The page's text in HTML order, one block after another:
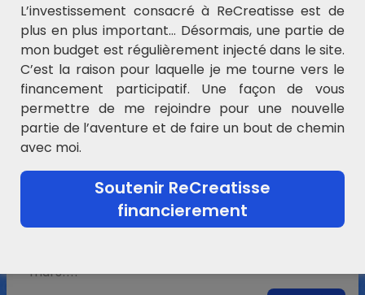
!! Chouette !!
Répondre
catcorrieu64dit :
30 novembre 2015 à 20 h 01 min
Mes élèves adorent!!!
dit :
9 décembre 2016 à 22 h 35 min
murs!!!!
L’investissement consacré à ReCreatisse est de
plus en plus important… Désormais, une partie de
mon budget est régulièrement injecté dans le site.
C’est la raison pour laquelle je me tourne vers le
financement participatif. Une façon de vous
permettre de me rejoindre pour une nouvelle
partie de l’aventure et de faire un bout de chemin
avec moi.
Soutenir ReCreatisse
financierement